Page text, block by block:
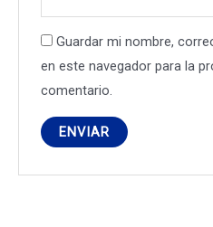
Guardar mi nombre,
en este navegador para la
comentario.